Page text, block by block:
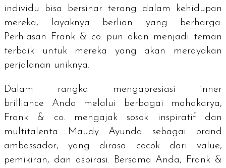
individu bisa bersinar terang dalam kehidupan
mereka, layaknya berlian yang berharga.
Perhiasan Frank & co. pun akan menjadi teman
terbaik untuk mereka yang akan merayakan
perjalanan uniknya.
Dalam rangka mengapresiasi inner
brilliance Anda melalui berbagai mahakarya,
Frank & co. mengajak sosok inspiratif dan
multitalenta Maudy Ayunda sebagai
brand
ambassador, yang dirasa cocok dari value,
pemikiran, dan aspirasi. Bersama Anda, Frank &